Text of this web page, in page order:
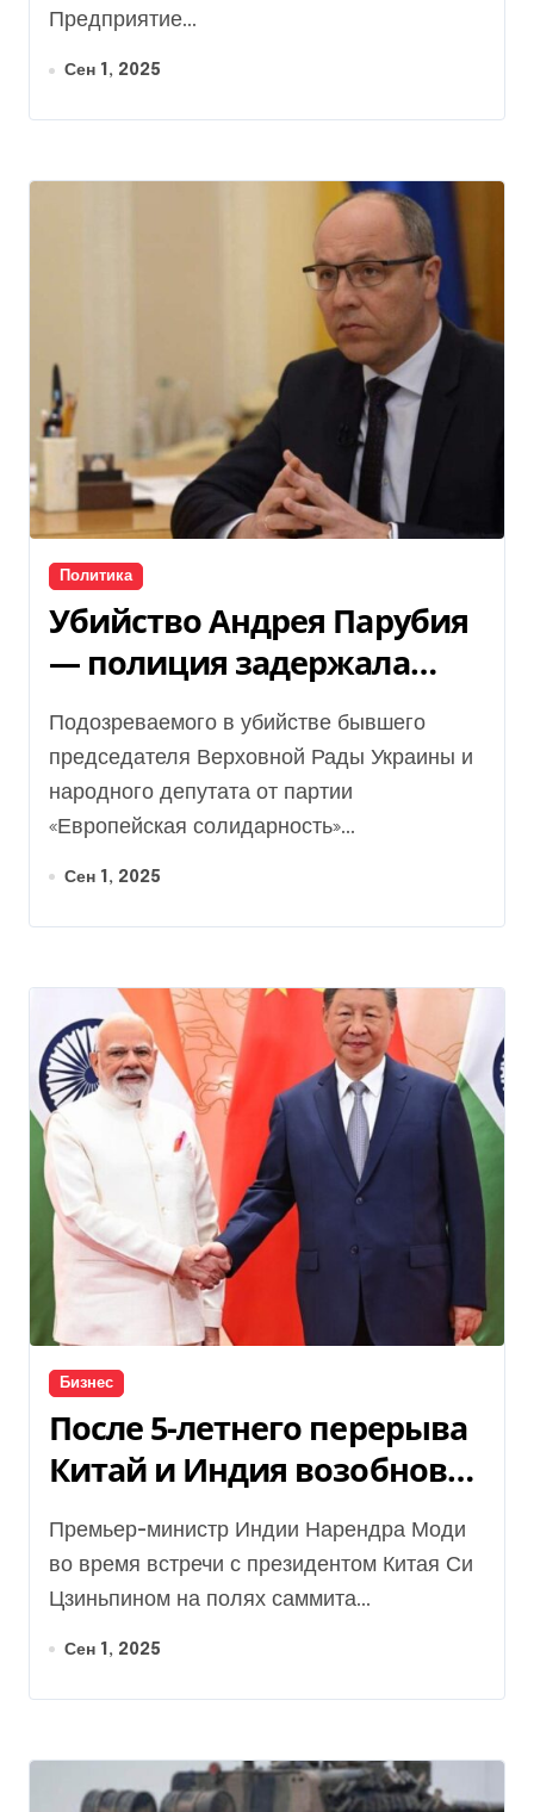
Предприятие...
Сен 1, 2025
Политика
Убийство Андрея Парубия
— полиция задержала
стрелка в Хмельницкой
области
Подозреваемого в убийстве бывшего
председателя Верховной Рады Украины и
народного депутата от партии
«Европейская солидарность»...
Сен 1, 2025
Бизнес
После 5-летнего перерыва
Китай и Индия возобновят
прямое авиасообщение
Премьер-министр Индии Нарендра Моди
во время встречи с президентом Китая Си
Цзиньпином на полях саммита...
Сен 1, 2025